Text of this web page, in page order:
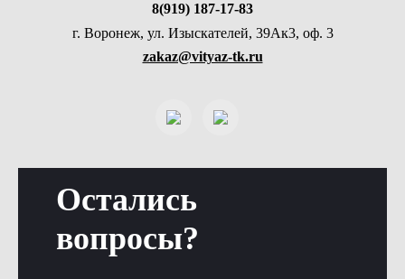
Остались
вопросы?
8(919) 187-17-83
г. Воронеж, ул. Изыскателей, 39Ак3, оф. 3
zakaz@vityaz-tk.ru